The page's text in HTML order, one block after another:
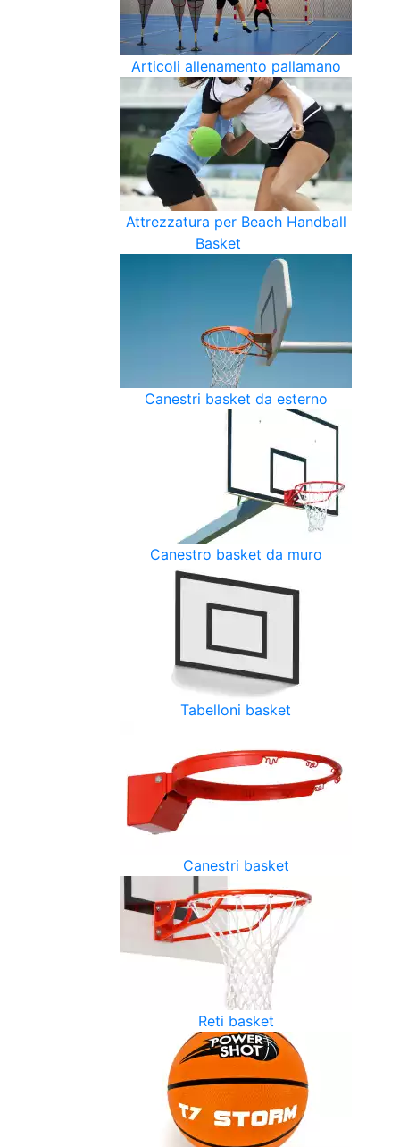
Articoli allenamento pallamano
Attrezzatura per Beach Handball
Basket
Canestri basket da esterno
Canestro basket da muro
Tabelloni basket
Canestri basket
Reti basket